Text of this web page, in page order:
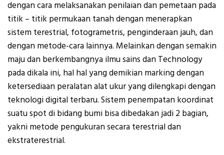
dengan cara melaksanakan penilaian dan pemetaan pada
titik – titik permukaan tanah dengan menerapkan
sistem terestrial, fotogrametris, penginderaan jauh, dan
dengan metode-cara lainnya. Melainkan dengan semakin
maju dan berkembangnya ilmu sains dan Technology
pada dikala ini, hal hal yang demikian marking dengan
ketersediaan peralatan alat ukur yang dilengkapi dengan
teknologi digital terbaru. Sistem penempatan koordinat
suatu spot di bidang bumi bisa dibedakan jadi 2 bagian,
yakni metode pengukuran secara terestrial dan
ekstraterestrial.